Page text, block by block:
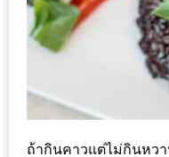
บัตร
ฟรี
ถ้ากินคาวแต่ไม่กินหว